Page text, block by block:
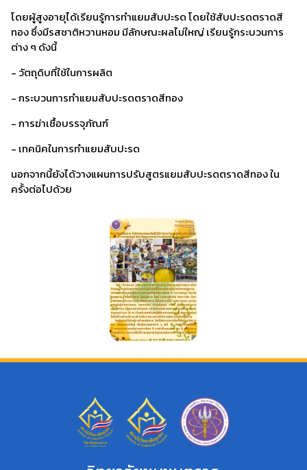
โดยผู้สูงอายุได้เรียนรู้การทำแยมสับปะรด โดยใช้สับปะรดตราดสี
ทอง ซึ่งมีรสชาติหวานหอม มีลักษณะผลไม่ใหญ่ เรียนรู้กระบวนการ
ต่าง ๆ ดังนี้
- วัตถุดิบที่ใช้ในการผลิต
- กระบวนการทำแยมสับปะรดตราดสีทอง
- การฆ่าเชื้อบรรจุภัณฑ์
- เทคนิคในการทำแยมสับปะรด
นอกจากนี้ยังได้วางแผนการปรับสูตรแยมสับปะรดตราดสีทอง ใน
ครั้งต่อไปด้วย